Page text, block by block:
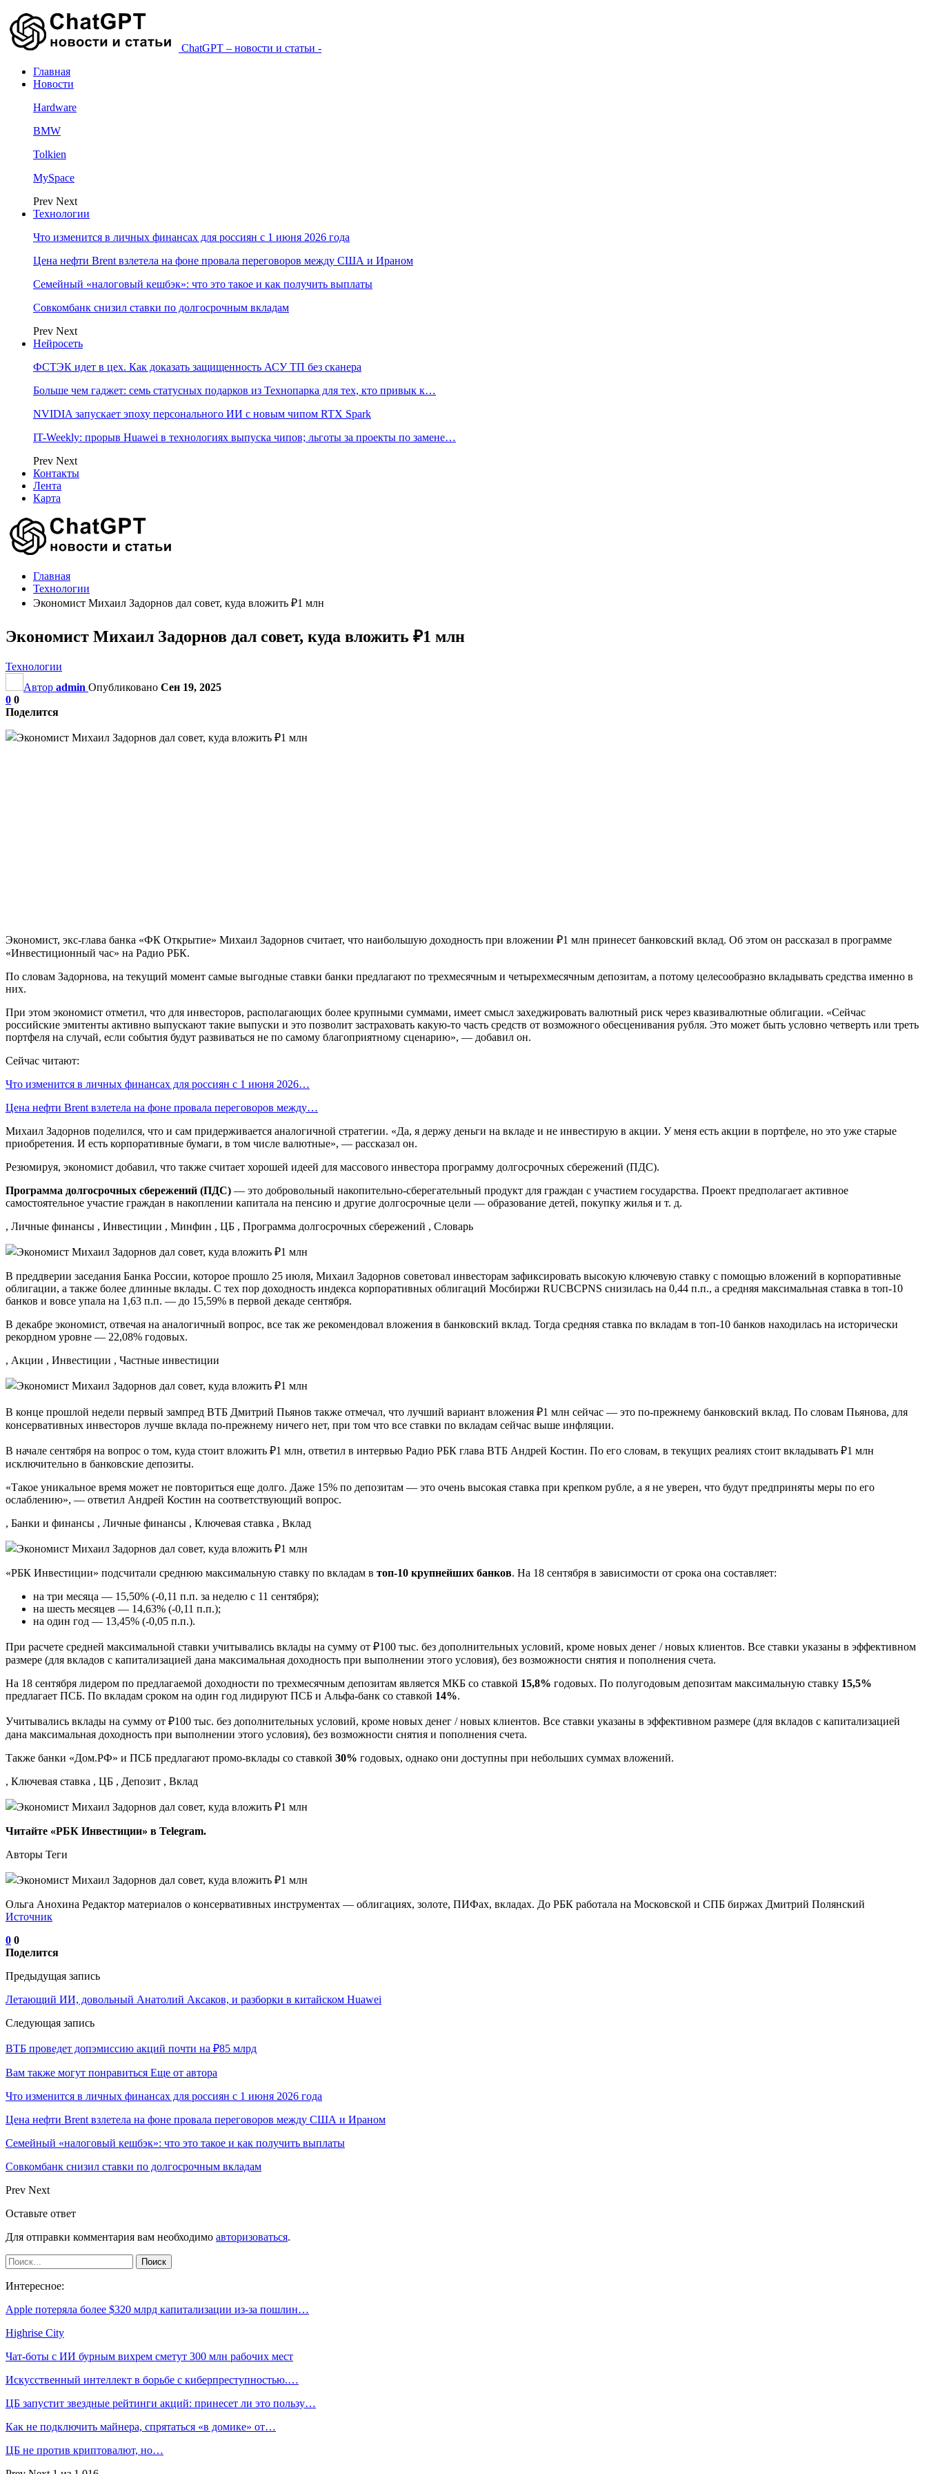
ChatGPT – новости и статьи -
Главная
Новости
Hardware
BMW
Tolkien
MySpace
Prev Next
Технологии
Что изменится в личных финансах для россиян с 1 июня 2026 года
Цена нефти Brent взлетела на фоне провала переговоров между США и Ираном
Семейный «налоговый кешбэк»: что это такое и как получить выплаты
Совкомбанк снизил ставки по долгосрочным вкладам
Prev Next
Нейросеть
ФСТЭК идет в цех. Как доказать защищенность АСУ ТП без сканера
Больше чем гаджет: семь статусных подарков из Технопарка для тех, кто привык к…
NVIDIA запускает эпоху персонального ИИ с новым чипом RTX Spark
IT-Weekly: прорыв Huawei в технологиях выпуска чипов; льготы за проекты по замене…
Prev Next
Контакты
Лента
Карта
Главная
Технологии
Экономист Михаил Задорнов дал совет, куда вложить ₽1 млн
Экономист Михаил Задорнов дал совет, куда вложить ₽1 млн
Технологии
Автор admin Опубликовано Сен 19, 2025
0 0
Поделится
Экономист, экс-глава банка «ФК Открытие» Михаил Задорнов считает, что наибольшую доходность при вложении ₽1 млн принесет банковский вклад. Об этом он рассказал в программе
«Инвестиционный час» на Радио РБК.
По словам Задорнова, на текущий момент самые выгодные ставки банки предлагают по трехмесячным и четырехмесячным депозитам, а потому целесообразно вкладывать средства именно в
них.
При этом экономист отметил, что для инвесторов, располагающих более крупными суммами, имеет смысл захеджировать валютный риск через квазивалютные облигации. «Сейчас
российские эмитенты активно выпускают такие выпуски и это позволит застраховать какую-то часть средств от возможного обесценивания рубля. Это может быть условно четверть или треть
портфеля на случай, если события будут развиваться не по самому благоприятному сценарию», — добавил он.
Сейчас читают:
Что изменится в личных финансах для россиян с 1 июня 2026…
Цена нефти Brent взлетела на фоне провала переговоров между…
Михаил Задорнов поделился, что и сам придерживается аналогичной стратегии. «Да, я держу деньги на вкладе и не инвестирую в акции. У меня есть акции в портфеле, но это уже старые
приобретения. И есть корпоративные бумаги, в том числе валютные», — рассказал он.
Резюмируя, экономист добавил, что также считает хорошей идеей для массового инвестора программу долгосрочных сбережений (ПДС).
Программа долгосрочных сбережений (ПДС) — это добровольный накопительно-сберегательный продукт для граждан с участием государства. Проект предполагает активное
самостоятельное участие граждан в накоплении капитала на пенсию и другие долгосрочные цели — образование детей, покупку жилья и т. д.
, Личные финансы , Инвестиции , Минфин , ЦБ , Программа долгосрочных сбережений , Словарь
В преддверии заседания Банка России, которое прошло 25 июля, Михаил Задорнов советовал инвесторам зафиксировать высокую ключевую ставку с помощью вложений в корпоративные
облигации, а также более длинные вклады. С тех пор доходность индекса корпоративных облигаций Мосбиржи RUCBCPNS снизилась на 0,44 п.п., а средняя максимальная ставка в топ-10
банков и вовсе упала на 1,63 п.п. — до 15,59% в первой декаде сентября.
В декабре экономист, отвечая на аналогичный вопрос, все так же рекомендовал вложения в банковский вклад. Тогда средняя ставка по вкладам в топ-10 банков находилась на исторически
рекордном уровне — 22,08% годовых.
, Акции , Инвестиции , Частные инвестиции
В конце прошлой недели первый зампред ВТБ Дмитрий Пьянов также отмечал, что лучший вариант вложения ₽1 млн сейчас — это по-прежнему банковский вклад. По словам Пьянова, для
консервативных инвесторов лучше вклада по-прежнему ничего нет, при том что все ставки по вкладам сейчас выше инфляции.
В начале сентября на вопрос о том, куда стоит вложить ₽1 млн, ответил в интервью Радио РБК глава ВТБ Андрей Костин. По его словам, в текущих реалиях стоит вкладывать ₽1 млн
исключительно в банковские депозиты.
«Такое уникальное время может не повториться еще долго. Даже 15% по депозитам — это очень высокая ставка при крепком рубле, а я не уверен, что будут предприняты меры по его
ослаблению», — ответил Андрей Костин на соответствующий вопрос.
, Банки и финансы , Личные финансы , Ключевая ставка , Вклад
«РБК Инвестиции» подсчитали среднюю максимальную ставку по вкладам в топ-10 крупнейших банков. На 18 сентября в зависимости от срока она составляет:
на три месяца — 15,50% (-0,11 п.п. за неделю с 11 сентября);
на шесть месяцев — 14,63% (-0,11 п.п.);
на один год — 13,45% (-0,05 п.п.).
При расчете средней максимальной ставки учитывались вклады на сумму от ₽100 тыс. без дополнительных условий, кроме новых денег / новых клиентов. Все ставки указаны в эффективном
размере (для вкладов с капитализацией дана максимальная доходность при выполнении этого условия), без возможности снятия и пополнения счета.
На 18 сентября лидером по предлагаемой доходности по трехмесячным депозитам является МКБ со ставкой 15,8% годовых. По полугодовым депозитам максимальную ставку 15,5%
предлагает ПСБ. По вкладам сроком на один год лидируют ПСБ и Альфа-банк со ставкой 14%.
Учитывались вклады на сумму от ₽100 тыс. без дополнительных условий, кроме новых денег / новых клиентов. Все ставки указаны в эффективном размере (для вкладов с капитализацией
дана максимальная доходность при выполнении этого условия), без возможности снятия и пополнения счета.
Также банки «Дом.РФ» и ПСБ предлагают промо-вклады со ставкой 30% годовых, однако они доступны при небольших суммах вложений.
, Ключевая ставка , ЦБ , Депозит , Вклад
Читайте «РБК Инвестиции» в Telegram.
Авторы Теги
Ольга Анохина Редактор материалов о консервативных инструментах — облигациях, золоте, ПИФах, вкладах. До РБК работала на Московской и СПБ биржах Дмитрий Полянский
Источник
0 0
Поделится
Предыдущая запись
Летающий ИИ, довольный Анатолий Аксаков, и разборки в китайском Huawei
Следующая запись
ВТБ проведет допэмиссию акций почти на ₽85 млрд
Вам также могут понравиться Еще от автора
Что изменится в личных финансах для россиян с 1 июня 2026 года
Цена нефти Brent взлетела на фоне провала переговоров между США и Ираном
Семейный «налоговый кешбэк»: что это такое и как получить выплаты
Совкомбанк снизил ставки по долгосрочным вкладам
Prev Next
Оставьте ответ
Для отправки комментария вам необходимо авторизоваться.
Интересное:
Apple потеряла более $320 млрд капитализации из-за пошлин…
Highrise City
Чат-боты с ИИ бурным вихрем сметут 300 млн рабочих мест
Искусственный интеллект в борьбе с киберпреступностью.…
ЦБ запустит звездные рейтинги акций: принесет ли это пользу…
Как не подключить майнера, спрятаться «в домике» от…
ЦБ не против криптовалют, но…